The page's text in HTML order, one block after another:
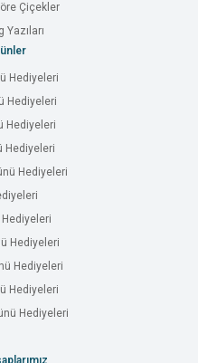
Çiçekler
Yazıları
Hediyeleri
Hediyeleri
Hediyeleri
Hediyeleri
Hediyeleri
Hediyeleri
Hediyeleri
Hediyeleri
Hediyeleri
Hediyeleri